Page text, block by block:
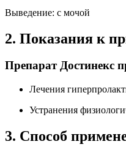
Выведение: с мочой
2. Показания к
Препарат Достинекс
Лечения
Устранения
3. Способ